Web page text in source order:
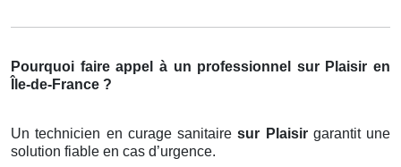
Pourquoi faire appel à un professionnel sur Plaisir en
Île-de-France ?
Un technicien en curage sanitairesur Plaisir garantit une
solution fiable en cas d’urgence.